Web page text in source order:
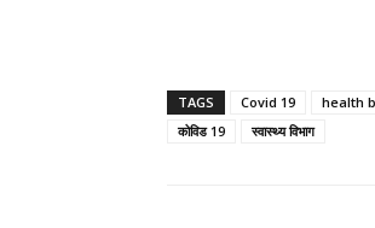
TAGS Covid 19 health
कोविड 19
स्वास्थ्य विभाग